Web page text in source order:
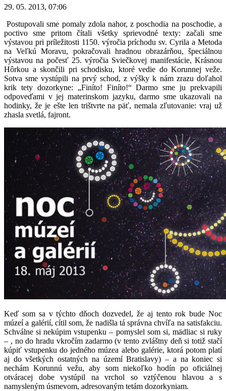
29. 05. 2013, 07:06
Postupovali sme pomaly zdola nahor, z poschodia na poschodie, a
poctivo sme pritom čítali všetky sprievodné texty: začali sme
výstavou pri príležitosti 1150. výročia príchodu sv. Cyrila a Metoda
na Veľkú Moravu, pokračovali hradnou obrazárňou, špeciálnou
výstavou na počesť 25. výročia Sviečkovej manifestácie, Krásnou
Hôrkou a skončili pri schodisku, ktoré vedie do Korunnej veže.
Sotva sme vystúpili na prvý schod, z výšky k nám zrazu doľahol
krik tety dozorkyne: „Finíto! Finíto!“ Darmo sme ju prekvapili
odpoveďami v jej materinskom jazyku, darmo sme ukazovali na
hodinky, že je ešte len trištvrte na päť, nemala zľutovanie: vraj už
zhasla svetlá, fajront.
Keď som sa v týchto dňoch dozvedel, že aj tento rok bude Noc
múzeí a galérií, cítil som, že nadišla tá správna chvíľa na satisfakciu.
Schválne si nekúpim vstupenku – pomyslel som si, mädliac si ruky
– , no do hradu vkročím zadarmo (v tento zvláštny deň si totiž stačí
kúpiť vstupenku do jedného múzea alebo galérie, ktorá potom platí
aj do všetkých ostatných na území Bratislavy) – a na koniec si
nechám Korunnú vežu, aby som niekoľko hodín po oficiálnej
otváracej dobe vystúpil na vrchol so vztýčenou hlavou a s
namysleným úsmevom, adresovaným tetám dozorkyniam.